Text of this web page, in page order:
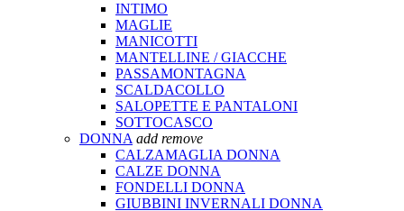
INTIMO
MAGLIE
MANICOTTI
MANTELLINE / GIACCHE
PASSAMONTAGNA
SCALDACOLLO
SALOPETTE E PANTALONI
SOTTOCASCO
DONNA add remove
CALZAMAGLIA DONNA
CALZE DONNA
FONDELLI DONNA
GIUBBINI INVERNALI DONNA